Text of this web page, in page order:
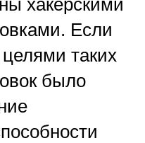
хакерскими
Если
таких
было